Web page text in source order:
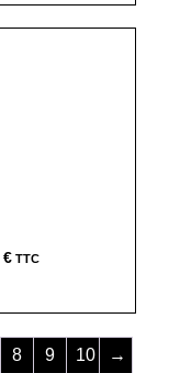
€
8 9 10 →